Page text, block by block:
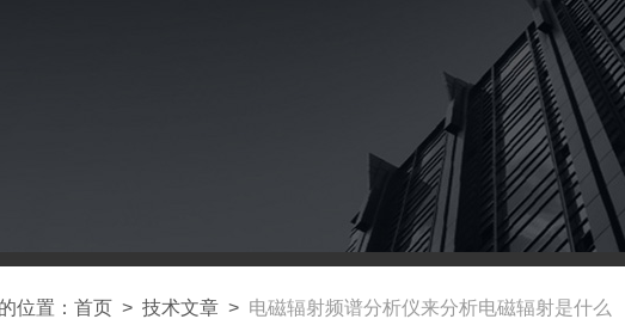
位置： 首页 > 技术文章 > 电磁辐射频谱分析仪来分析电磁辐射是什么